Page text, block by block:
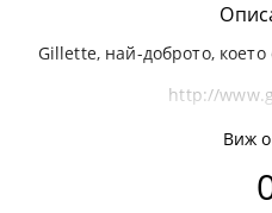
Gillette, най-добрoто,
http://
Виж